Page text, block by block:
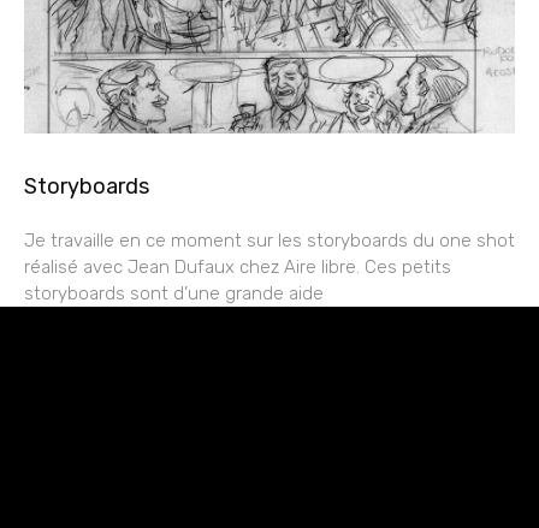
Storyboards
Je travaille en ce moment sur les storyboards du one shot
réalisé avec Jean Dufaux chez Aire libre. Ces petits
storyboards sont d’une grande aide